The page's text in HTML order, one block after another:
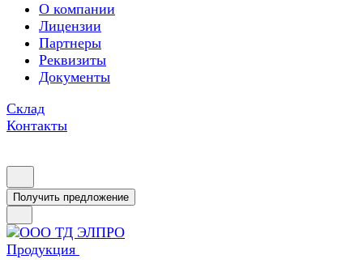
О компании
Лицензии
Партнеры
Реквизиты
Документы
Склад
Контакты
Получить предложение
Продукция